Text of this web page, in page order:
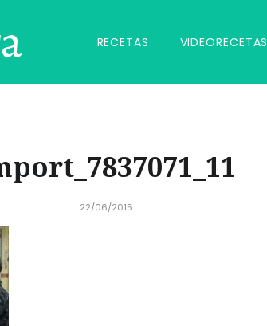
RECETAS VIDEORECETAS
22/06/2015